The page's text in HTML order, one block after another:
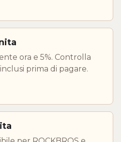
ora e 5%. Controlla
prima di pagare.